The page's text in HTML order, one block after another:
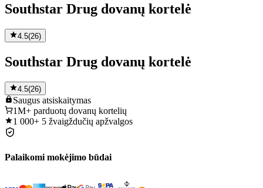
Southstar Drug dovanų kortelė
4.5(26)
Southstar Drug dovanų kortelė
4.5(26)
Saugus atsiskaitymas
1M+ parduotų dovanų kortelių
1 000+ 5 žvaigždučių apžvalgos
Palaikomi mokėjimo būdai